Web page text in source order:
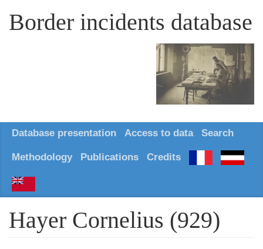
Border incidents database
Database presentation Access to data Search
Methodology Publications Credits
Hayer Cornelius (929)